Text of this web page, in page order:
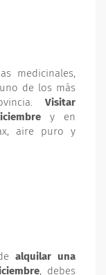
medicinales,
de los más
Visitar
y en
aire puro y
alquilar una
, debes